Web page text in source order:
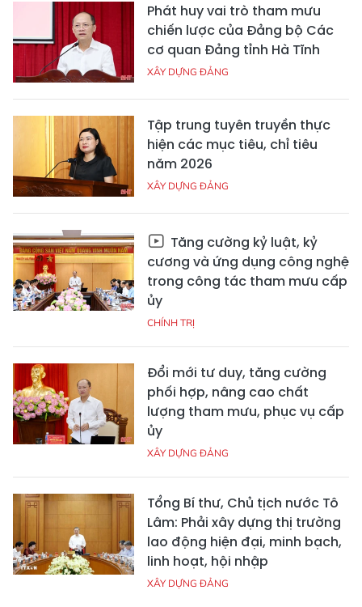
Phát huy vai trò tham mưu
chiến lược của Đảng bộ Các
cơ quan Đảng tỉnh Hà Tĩnh
XÂY DỰNG ĐẢNG
Tập trung tuyên truyền thực
hiện các mục tiêu, chỉ tiêu
năm 2026
XÂY DỰNG ĐẢNG
Tăng cường kỷ luật, kỷ
cương và ứng dụng công nghệ
trong công tác tham mưu cấp
ủy
CHÍNH TRỊ
Đổi mới tư duy, tăng cường
phối hợp, nâng cao chất
lượng tham mưu, phục vụ cấp
ủy
XÂY DỰNG ĐẢNG
Tổng Bí thư, Chủ tịch nước Tô
Lâm: Phải xây dựng thị trường
lao động hiện đại, minh bạch,
linh hoạt, hội nhập
XÂY DỰNG ĐẢNG